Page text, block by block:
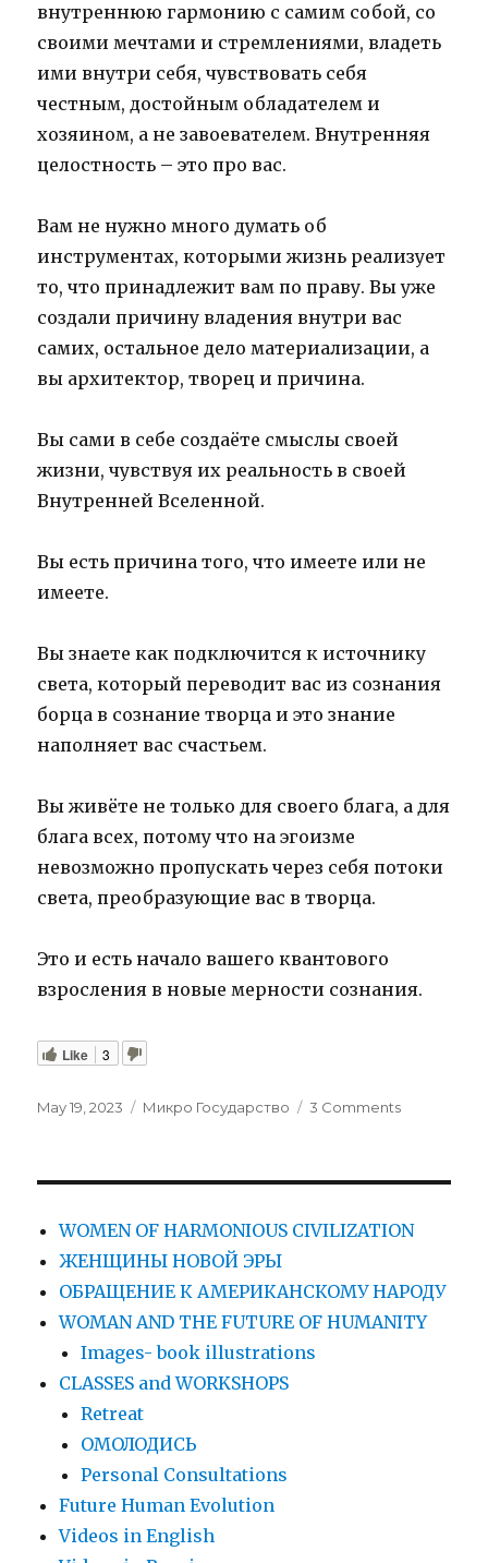
внутреннюю гармонию с самим собой, со
своими мечтами и стремлениями, владеть
ими внутри себя, чувствовать себя
честным, достойным обладателем и
хозяином, а не завоевателем. Внутренняя
целостность – это про вас.
Вам не нужно много думать об
инструментах, которыми жизнь реализует
то, что принадлежит вам по праву. Вы уже
создали причину владения внутри вас
самих, остальное дело материализации, а
вы архитектор, творец и причина.
Вы сами в себе создаёте смыслы своей
жизни, чувствуя их реальность в своей
Внутренней Вселенной.
Вы есть причина того, что имеете или не
имеете.
Вы знаете как подключится к источнику
света, который переводит вас из сознания
борца в сознание творца и это знание
наполняет вас счастьем.
Вы живёте не только для своего блага, а для
блага всех, потому что на эгоизме
невозможно пропускать через себя потоки
света, преобразующие вас в творца.
Это и есть начало вашего квантового
взросления в новые мерности сознания.
Like 3
Posted
May 19, 2023 Categories
Микро Государство 3 Commentson
WOMEN OF HARMONIOUS CIVILIZATION
ЖЕНЩИНЫ НОВОЙ ЭРЫ
ОБРАЩЕНИЕ К АМЕРИКАНСКОМУ НАРОДУ
WOMAN AND THE FUTURE OF HUMANITY
Images- book illustrations
CLASSES and WORKSHOPS
Retreat
ОМОЛОДИСЬ
Personal Consultations
Future Human Evolution
Videos in English